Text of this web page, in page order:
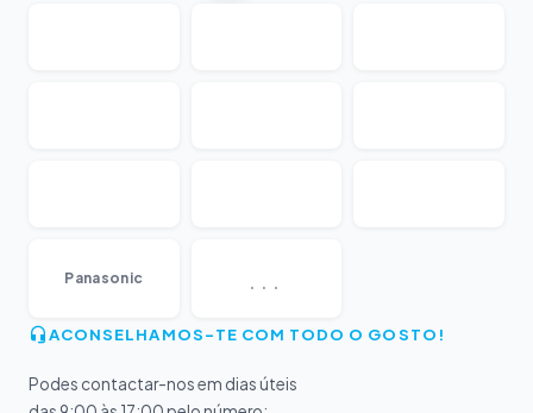
Panasonic ...
ACONSELHAMOS-TE COM TODO O GOSTO!
Podes contactar-nos em dias úteis